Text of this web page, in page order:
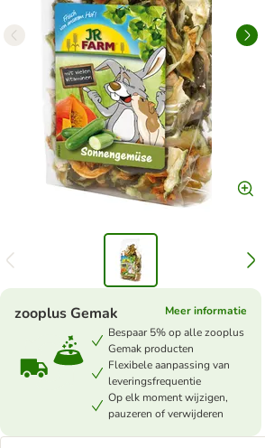
zooplus Gemak
Meer informatie
Bespaar 5% op alle zooplus
Gemak producten
Flexibele aanpassing van
leveringsfrequentie
Op elk moment wijzigen,
pauzeren of verwijderen